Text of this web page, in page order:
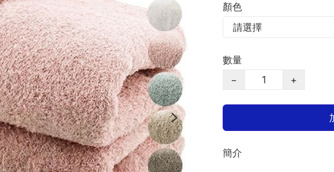
顏色
數量
−
+
簡介